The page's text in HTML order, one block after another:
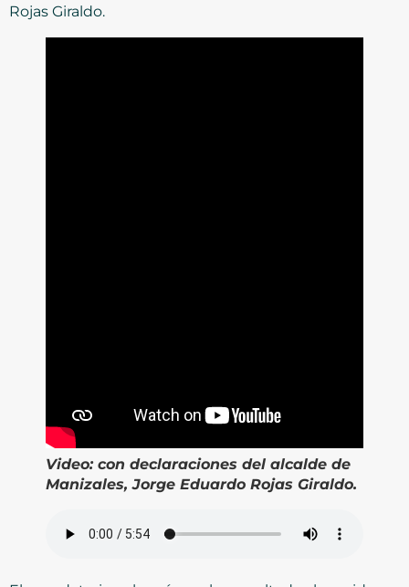
Rojas Giraldo.
Video:con declaraciones del alcalde de
Manizales, Jorge Eduardo Rojas Giraldo.